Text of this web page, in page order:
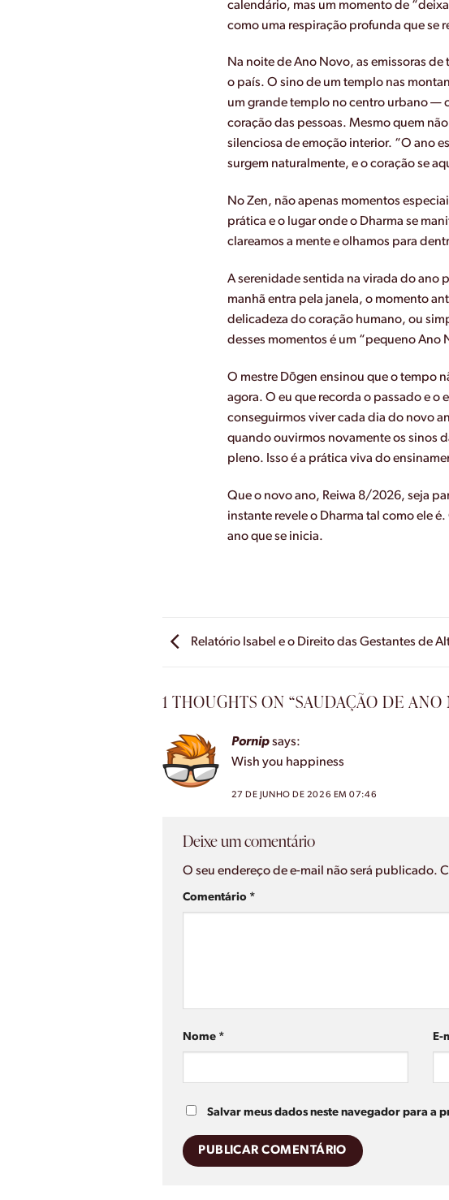
calendário, mas um momento de
como uma respiração profunda que se
Na noite de Ano Novo, as emissoras
o país. O sino de um templo nas
um grande templo no centro urbano —
coração das pessoas. Mesmo quem
silenciosa de emoção interior. “O ano
surgem naturalmente, e o coração se
No Zen, não apenas momentos
prática e o lugar onde o Dharma se
clareamos a mente e olhamos para
A serenidade sentida na virada do ano
manhã entra pela janela, o momento
delicadeza do coração humano, ou
desses momentos é um “pequeno Ano
O mestre Dōgen ensinou que o tempo
agora. O eu que recorda o passado e o
conseguirmos viver cada dia do novo
quando ouvirmos novamente os sinos
pleno. Isso é a prática viva do
Que o novo ano, Reiwa 8/2026, seja
instante revele o Dharma tal como ele
ano que se inicia.
Relatório Isabel e o Direito das Gestantes de
1 THOUGHTS ON “SAUDAÇÃO DE ANO
Pornip says:
Wish you happiness
27 DE JUNHO DE 2026 EM 07:46
Deixe um comentário
O seu endereço de e-mail não será publicado.
Comentário *
Nome * E-
Salvar meus dados neste navegador para a